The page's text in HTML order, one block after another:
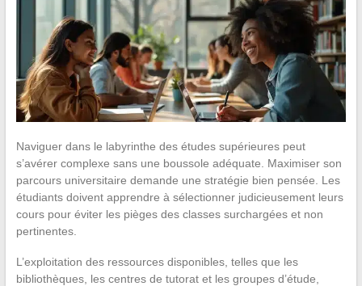
Naviguer dans le labyrinthe des études supérieures peut
s’avérer complexe sans une boussole adéquate. Maximiser son
parcours universitaire demande une stratégie bien pensée. Les
étudiants doivent apprendre à sélectionner judicieusement leurs
cours pour éviter les pièges des classes surchargées et non
pertinentes.
L’exploitation des ressources disponibles, telles que les
bibliothèques, les centres de tutorat et les groupes d’étude,